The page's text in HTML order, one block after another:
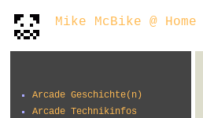
Mike McBike @ Home
Arcade Geschichte(n)
Arcade Technikinfos